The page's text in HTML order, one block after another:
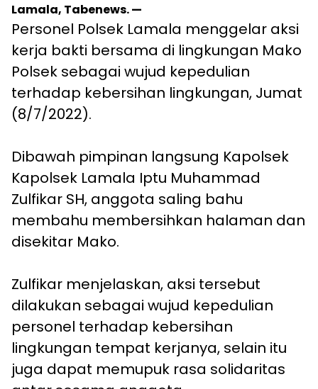
Lamala, Tabenews. —
Personel Polsek Lamala menggelar aksi
kerja bakti bersama di lingkungan Mako
Polsek sebagai wujud kepedulian
terhadap kebersihan lingkungan, Jumat
(8/7/2022).
Dibawah pimpinan langsung Kapolsek
Kapolsek Lamala Iptu Muhammad
Zulfikar SH, anggota saling bahu
membahu membersihkan halaman dan
disekitar Mako.
Zulfikar menjelaskan, aksi tersebut
dilakukan sebagai wujud kepedulian
personel terhadap kebersihan
lingkungan tempat kerjanya, selain itu
juga dapat memupuk rasa solidaritas